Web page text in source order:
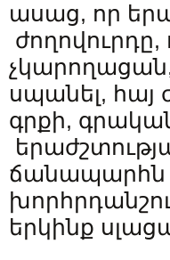
ասաց, որ
ժողովուրդը,
սպանել, հայ
գրքի,
ճանապարհն
երկինք